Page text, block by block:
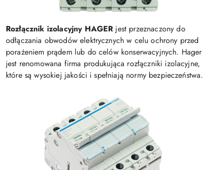
Rozłącznik izolacyjny HAGER jest przeznaczony do
odłączania obwodów elektrycznych w celu ochrony przed
porażeniem prądem lub do celów konserwacyjnych. Hager
jest renomowana firma produkująca rozłączniki izolacyjne,
które są wysokiej jakości i spełniają normy bezpieczeństwa.